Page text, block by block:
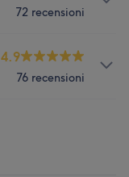
72 recensioni
4.9
76 recensioni